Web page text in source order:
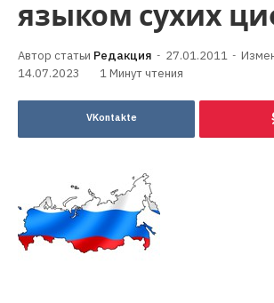
языком сухих
Редакция 27.01.2011
14.07.2023
1 Минут чтения
VKontakte